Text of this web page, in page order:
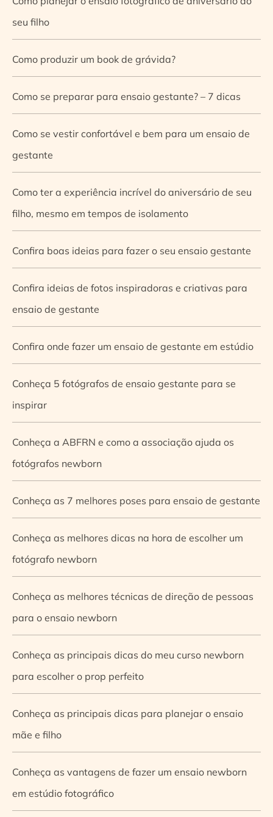
seu filho
Como produzir um book de grávida?
Como se preparar para ensaio gestante? – 7 dicas
Como se vestir confortável e bem para um ensaio de
gestante
Como ter a experiência incrível do aniversário de seu
filho, mesmo em tempos de isolamento
Confira boas ideias para fazer o seu ensaio gestante
Confira ideias de fotos inspiradoras e criativas para
ensaio de gestante
Confira onde fazer um ensaio de gestante em estúdio
Conheça 5 fotógrafos de ensaio gestante para se
inspirar
Conheça a ABFRN e como a associação ajuda os
fotógrafos newborn
Conheça as 7 melhores poses para ensaio de gestante
Conheça as melhores dicas na hora de escolher um
fotógrafo newborn
Conheça as melhores técnicas de direção de pessoas
para o ensaio newborn
Conheça as principais dicas do meu curso newborn
para escolher o prop perfeito
Conheça as principais dicas para planejar o ensaio
mãe e filho
Conheça as vantagens de fazer um ensaio newborn
em estúdio fotográfico